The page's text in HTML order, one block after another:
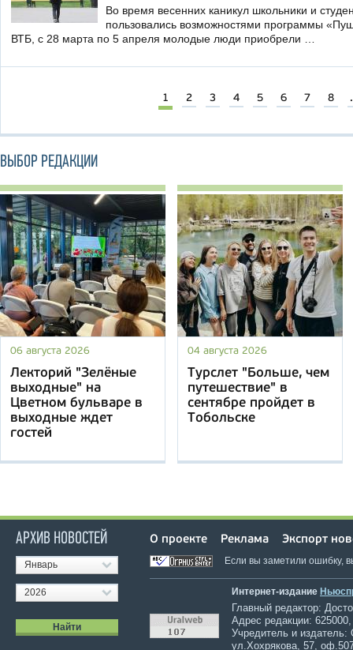
Во время весенних каникул школьники и
пользовались возможностями программы
ВТБ, с 28 марта по 5 апреля молодые люди приобрели …
1 2 3 4 5 6 7 8
ВЫБОР РЕДАКЦИИ
06 августа 2026
Лекторий "Зелёные
выходные" на
Цветном бульваре в
выходные ждет
гостей
04 августа 2026
Турслет "Больше, чем
путешествие" в
сентябре пройдет в
Тобольске
АРХИВ НОВОСТЕЙ
Январь
2026
О проекте Реклама Экспорт
Если вы заметили ошибку,
Интернет-издание
Главный редактор:
Адрес редакции:
Учредитель и
ул.Хохрякова, 57,